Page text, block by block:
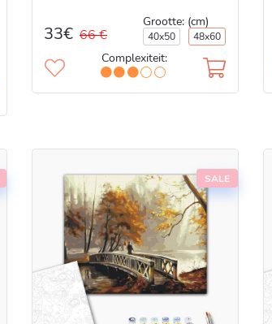
33€ 66 €
Grootte: (cm)
40x50 48x60
Complexiteit:
SALE